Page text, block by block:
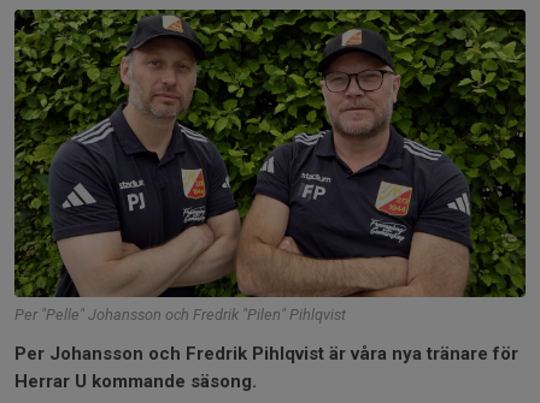
Per "Pelle" Johansson och Fredrik "Pilen" Pihlqvist
Per Johansson och Fredrik Pihlqvist är våra nya tränare för
Herrar U kommande säsong.